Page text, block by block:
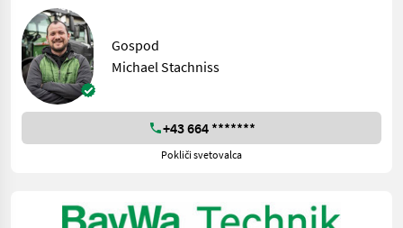
Gospod
Michael Stachniss
+43 664 *******
Pokliči svetovalca